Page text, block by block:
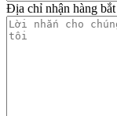
Địa chỉ nhận hàng